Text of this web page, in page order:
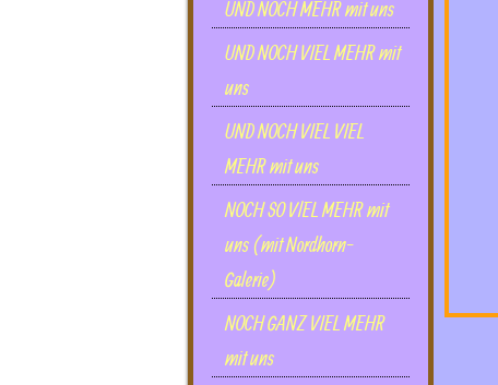
UND NOCH MEHR mit uns
UND NOCH VIEL MEHR mit
uns
UND NOCH VIEL VIEL
MEHR mit uns
NOCH SO VlEL MEHR mit
uns (mit Nordhorn-
Galerie)
NOCH GANZ VIEL MEHR
mit uns